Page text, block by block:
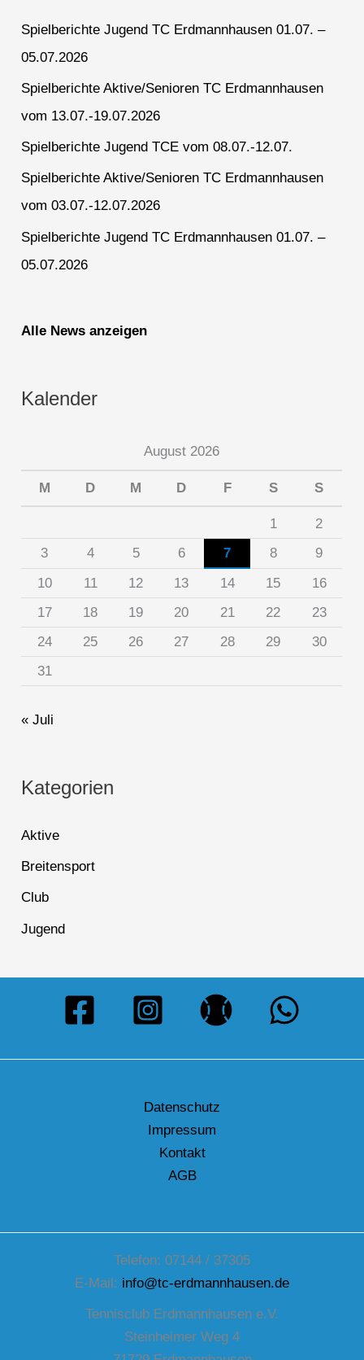
Spielberichte Jugend TC Erdmannhausen 01.07. –
05.07.2026
Spielberichte Aktive/Senioren TC Erdmannhausen
vom 13.07.-19.07.2026
Spielberichte Jugend TCE vom 08.07.-12.07.
Spielberichte Aktive/Senioren TC Erdmannhausen
vom 03.07.-12.07.2026
Spielberichte Jugend TC Erdmannhausen 01.07. –
05.07.2026
Alle News anzeigen
Kalender
August 2026
M D M D F S S
1
2
3
4 5 6 7 8
9
10
11 12 13 14 15
16
17
18 19 20 21 22
23
24
25 26 27 28 29
30
31
« Juli
Kategorien
Aktive
Breitensport
Club
Jugend
Datenschutz
Impressum
Kontakt
AGB
Telefon: 07144 / 37305
E-Mail: info@tc-erdmannhausen.de
Tennisclub Erdmannhausen e.V.
Steinheimer Weg 4